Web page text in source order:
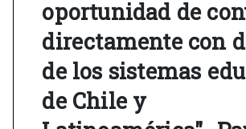
oportunidad de
directamente con
de los sistemas
de Chile y